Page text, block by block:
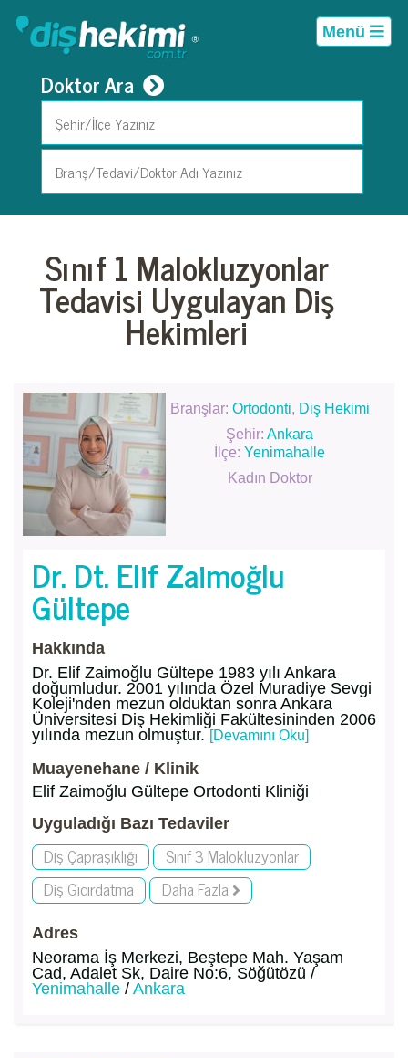
Menü
Doktor Ara
Sınıf 1 Malokluzyonlar
Tedavisi Uygulayan Diş
Hekimleri
Branşlar: Ortodonti, Diş Hekimi
Şehir:Ankara
İlçe:Yenimahalle
Kadın Doktor
Dr. Dt. Elif Zaimoğlu
Gültepe
Hakkında
Dr. Elif Zaimoğlu Gültepe 1983 yılı Ankara
doğumludur. 2001 yılında Özel Muradiye Sevgi
Koleji'nden mezun olduktan sonra Ankara
Üniversitesi Diş Hekimliği Fakültesininden 2006
yılında mezun olmuştur.[Devamını Oku]
Muayenehane / Klinik
Elif Zaimoğlu Gültepe Ortodonti Kliniği
Uyguladığı Bazı Tedaviler
Diş Çapraşıklığı
Sınıf 3 Malokluzyonlar
Diş Gıcırdatma
Daha Fazla
Adres
Neorama İş Merkezi, Beştepe Mah. Yaşam
Cad, Adalet Sk, Daire No:6, Söğütözü /
Yenimahalle / Ankara